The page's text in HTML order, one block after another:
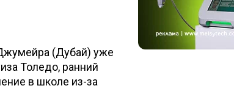
(Дубай) уже
Толедо, ранний
в школе из-за